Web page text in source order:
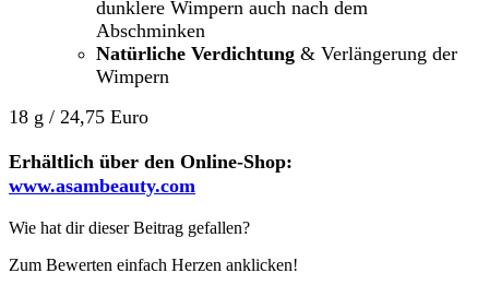
dunklere Wimpern auch nach dem
Abschminken
Natürliche Verdichtung & Verlängerung der
Wimpern
18 g / 24,75 Euro
Erhältlich über den Online-Shop:
www.asambeauty.com
Wie hat dir dieser Beitrag gefallen?
Zum Bewerten einfach Herzen anklicken!